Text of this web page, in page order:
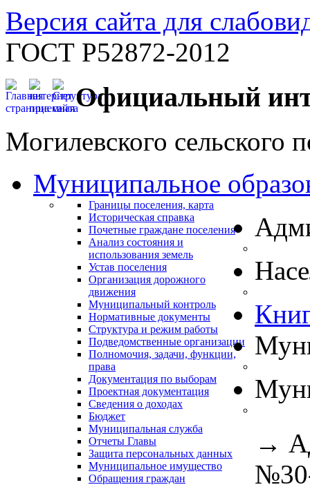
Версия сайта для
ГОСТ Р52872-2012
Официальный
Могилевского сельского
Муниципальное
Границы поселения, карта
Историческая справка
Почетные граждане поселения
Анализ состояния и
использования земель
Устав поселения
Организация дорожного
движения
Муниципальный контроль
Нормативные документы
Структура и режим работы
Подведомственные организации
Полномочия, задачи, функции,
права
Документация по выборам
Проектная документация
Сведения о доходах
Бюджет
Муниципальная служба
Отчеты Главы
Защита персональных данных
Муниципальное имущество
Обращения граждан
→